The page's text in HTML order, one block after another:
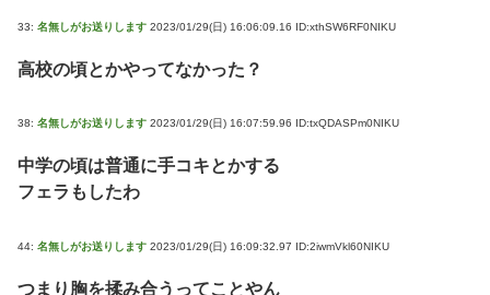
33: 名無しがお送りします 2023/01/29(日) 16:06:09.16 ID:xthSW6RF0NIKU
高校の頃とかやってなかった？
38: 名無しがお送りします 2023/01/29(日) 16:07:59.96 ID:txQDASPm0NIKU
中学の頃は普通に手コキとかする
フェラもしたわ
44: 名無しがお送りします 2023/01/29(日) 16:09:32.97 ID:2iwmVkl60NIKU
つまり胸を揉み合うってことやん